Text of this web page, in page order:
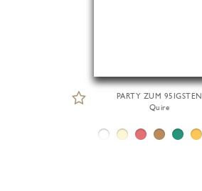
PARTY ZUM 95IGSTEN
Quire